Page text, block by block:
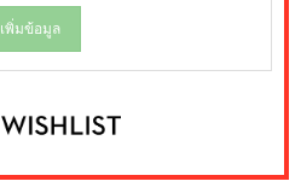
เพิ่มข้อมูล